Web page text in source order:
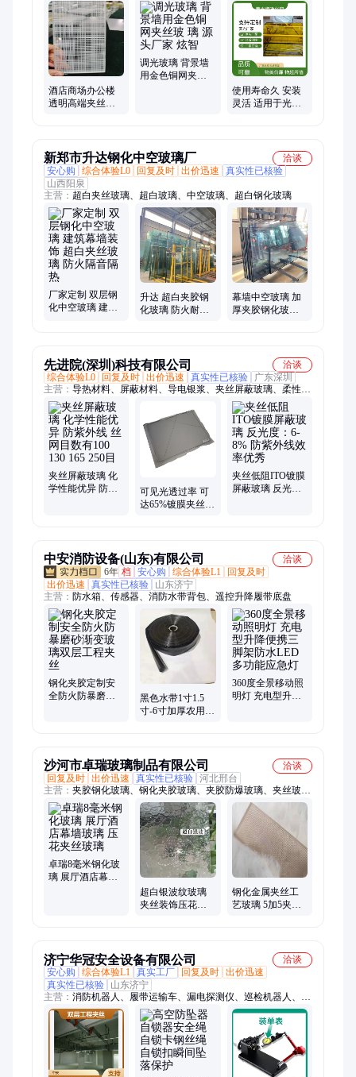
酒店商场办公楼
透明高端夹丝玻
调光玻璃 背景墙
用金色铜网夹丝
使用寿命久 安装
灵活 适用于光敏
新郑市升达钢化中空玻璃厂
洽谈
安心购
综合体验L0 回复及时 出价迅速
真实性已核验
山西阳泉
主营： 超白夹丝玻璃、超白玻璃、中空玻璃、超白钢化玻璃
厂家定制 双层钢
化中空玻璃 建筑
升达 超白夹胶钢
化玻璃 防火耐高
幕墙中空玻璃 加
厚夹胶钢化玻璃
先进院(深圳)科技有限公司
洽谈
综合体验L0
回复及时 出价迅速 真实性已核验
广东深圳
主营： 导热材料、屏蔽材料、导电银浆、夹丝屏蔽玻璃、柔性电
极材料、导电银胶、金浆、导电橡胶、镀银导电布、金粉、铂电
极浆料、FPC软板、镀金导电布、银钯浆料、电阻浆料、导热相
变材料、柔性电极
夹丝屏蔽玻璃 化
学性能优异 防紫
可见光透过率 可
达65%镀膜夹丝方
夹丝低阻ITO镀膜
屏蔽玻璃 反光
中安消防设备(山东)有限公司
洽谈
6年 档 安心购 综合体验L1
回复及时
出价迅速
真实性已核验
山东济宁
主营： 防水箱、传感器、消防水带背包、遥控升降履带底盘
钢化夹胶定制安
全防火防暴磨砂
黑色水带1寸1.5
寸-6寸加厚农用灌
360度全景移动照
明灯 充电型升降
沙河市卓瑞玻璃制品有限公司
洽谈
回复及时 出价迅速 真实性已核验 河北邢台
主营： 夹胶钢化玻璃、钢化夹胶玻璃、夹胶防爆玻璃、夹丝玻
璃、U型玻璃、钢化玻璃桌面、烤漆玻璃、床头柜玻璃、电器触
摸面板、玻璃砖、钢化玻璃、浮法玻璃、压花玻璃、彩色玻璃、
中空玻璃
卓瑞8毫米钢化玻
璃 展厅酒店幕墙
超白银波纹玻璃
夹丝装饰压花玻
钢化金属夹丝工
艺玻璃 5加5夹胶
济宁华冠安全设备有限公司
洽谈
安心购
综合体验L1 真实工厂 回复及时 出价迅速
真实性已核验
山东济宁
主营： 消防机器人、履带运输车、漏电探测仪、巡检机器人、消
防箱、消防服、破拆工具组、干粉灭火器、打药喷雾机、传感
器、电磁阀、保护器、电动脚手架、装载机电子秤、砌筑升降平
台、光伏板升降机、内撑吊具、混凝土振动棒、打标机、裁剪
机、研磨机、压铆机、小型装载机、洗消剂、防爆风机